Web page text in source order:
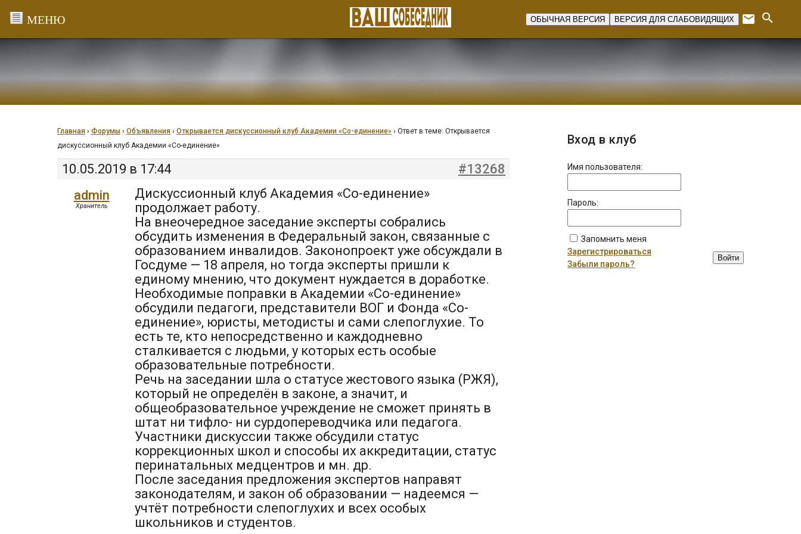
ОБЫЧНАЯ ВЕРСИЯ ВЕРСИЯ ДЛЯ СЛАБОВИДЯЩИХ email search
Главная › Форумы › Объявления › Открывается дискуссионный клуб Академии «Со-единение» › Ответ в теме: Открывается
дискуссионный клуб Академии «Со-единение»
10.05.2019 в 17:44
#13268
admin
Хранитель
Дискуссионный клуб Академия «Со-единение»
продолжает работу.
На внеочередное заседание эксперты собрались
обсудить изменения в Федеральный закон, связанные с
образованием инвалидов. Законопроект уже обсуждали в
Госдуме — 18 апреля, но тогда эксперты пришли к
единому мнению, что документ нуждается в доработке.
Необходимые поправки в Академии «Со-единение»
обсудили педагоги, представители ВОГ и Фонда «Со-
единение», юристы, методисты и сами слепоглухие. То
есть те, кто непосредственно и каждодневно
сталкивается с людьми, у которых есть особые
образовательные потребности.
Речь на заседании шла о статусе жестового языка (РЖЯ),
который не определён в законе, а значит, и
общеобразовательное учреждение не сможет принять в
штат ни тифло- ни сурдопереводчика или педагога.
Участники дискуссии также обсудили статус
коррекционных школ и способы их аккредитации, статус
перинатальных медцентров и мн. др.
После заседания предложения экспертов направят
законодателям, и закон об образовании — надеемся —
учтёт потребности слепоглухих и всех особых
школьников и студентов.
Вход в клуб
Имя пользователя:
Пароль:
Запомнить меня
Войти
Зарегистрироваться
Забыли пароль?